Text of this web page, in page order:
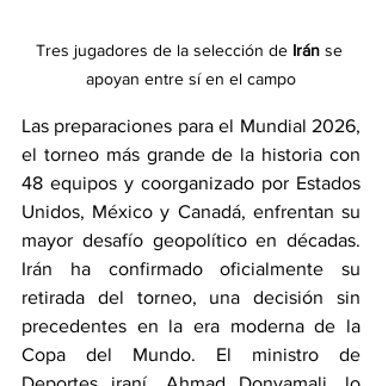
Tres jugadores de la selección de Irán se
apoyan entre sí en el campo
Las preparaciones para el Mundial 2026,
el torneo más grande de la historia con
48 equipos y coorganizado por Estados
Unidos, México y Canadá, enfrentan su
mayor desafío geopolítico en décadas.
Irán ha confirmado oficialmente su
retirada del torneo, una decisión sin
precedentes en la era moderna de la
Copa del Mundo. El ministro de